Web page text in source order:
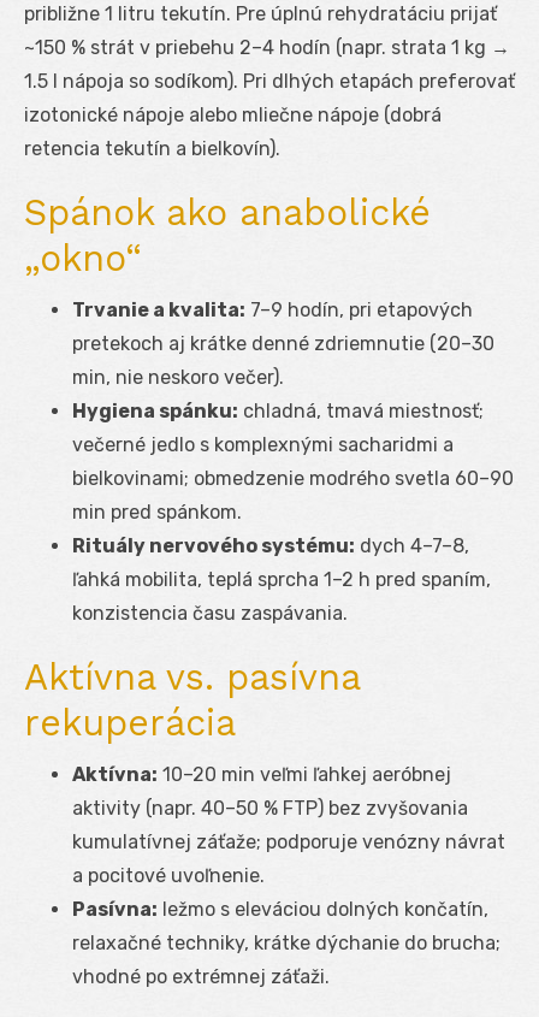
približne 1 litru tekutín. Pre úplnú rehydratáciu prijať
~150 % strát v priebehu 2–4 hodín (napr. strata 1 kg →
1.5 l nápoja so sodíkom). Pri dlhých etapách preferovať
izotonické nápoje alebo mliečne nápoje (dobrá
retencia tekutín a bielkovín).
Spánok ako anabolické
„okno“
Trvanie a kvalita: 7–9 hodín, pri etapových
pretekoch aj krátke denné zdriemnutie (20–30
min, nie neskoro večer).
Hygiena spánku: chladná, tmavá miestnosť;
večerné jedlo s komplexnými sacharidmi a
bielkovinami; obmedzenie modrého svetla 60–90
min pred spánkom.
Rituály nervového systému: dych 4–7–8,
ľahká mobilita, teplá sprcha 1–2 h pred spaním,
konzistencia času zaspávania.
Aktívna vs. pasívna
rekuperácia
Aktívna: 10–20 min veľmi ľahkej aeróbnej
aktivity (napr. 40–50 % FTP) bez zvyšovania
kumulatívnej záťaže; podporuje venózny návrat
a pocitové uvoľnenie.
Pasívna: ležmo s eleváciou dolných končatín,
relaxačné techniky, krátke dýchanie do brucha;
vhodné po extrémnej záťaži.